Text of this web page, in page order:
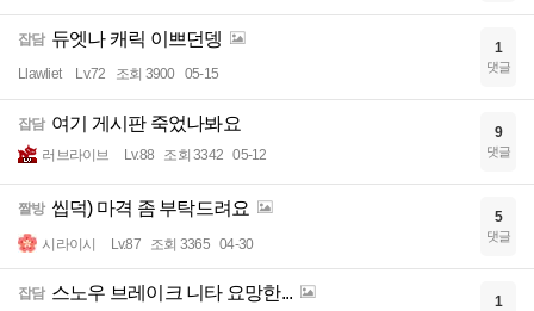
잡담 듀엣나 캐릭 이쁘던뎅
Llawliet Lv.72 조회 3900 05-15
1
댓글
잡담 여기 게시판 죽었나봐요
러브라이브 Lv.88 조회 3342 05-12
9
댓글
짤방 씹덕) 마격 좀 부탁드려요
시라이시 Lv.87 조회 3365 04-30
5
댓글
잡담 스노우 브레이크 니타 요망한... 1